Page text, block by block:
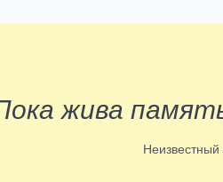
жива
Неизвестный